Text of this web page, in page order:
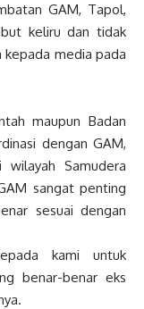
GAM, Tapol,
keliru dan tidak
kepada media pada
maupun Badan
dengan GAM,
Samudera
sangat penting
sesuai dengan
kami untuk
benar-benar eks